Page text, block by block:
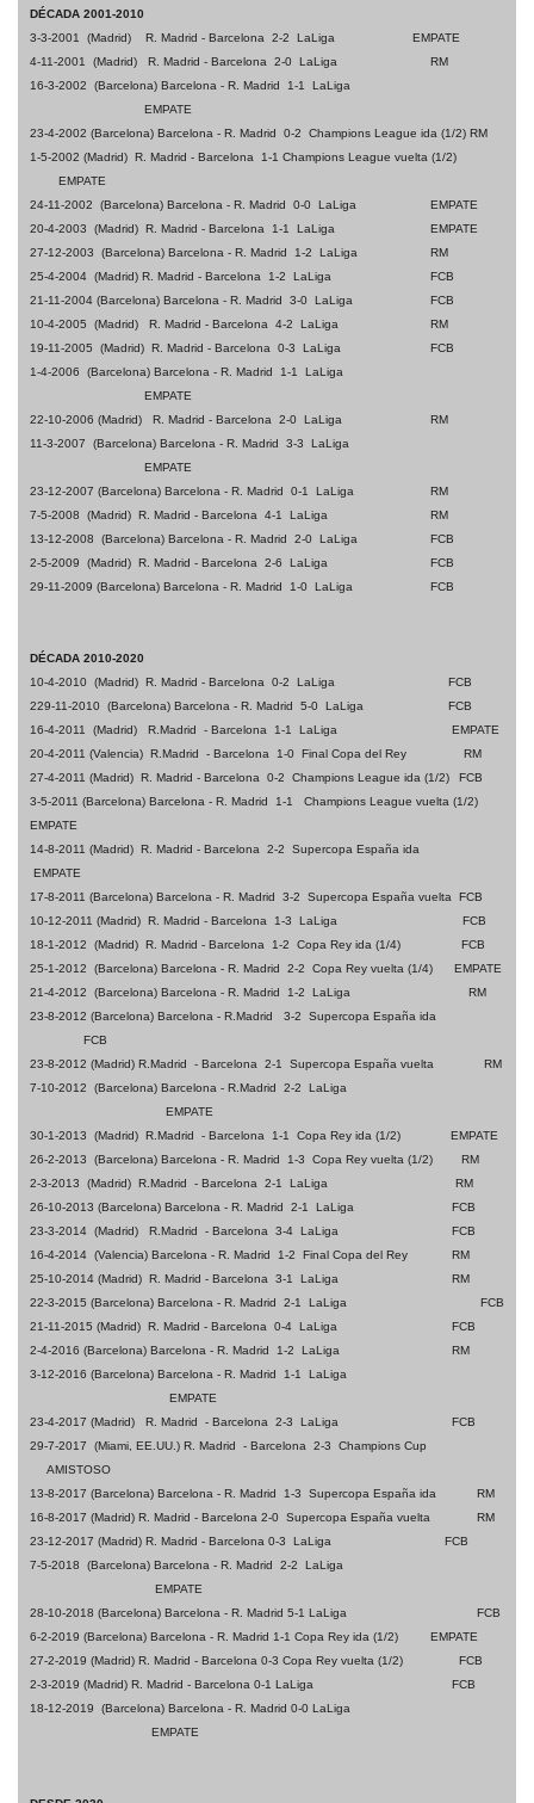
DÉCADA 2001-2010
3-3-2001 (Madrid) R. Madrid - Barcelona 2-2 LaLiga
EMPATE
4-11-2001 (Madrid) R. Madrid - Barcelona 2-0 LaLiga
RM
16-3-2002 (Barcelona) Barcelona - R. Madrid 1-1 LaLiga
EMPATE
23-4-2002 (Barcelona) Barcelona - R. Madrid 0-2 Champions League ida (1/2) RM
1-5-2002 (Madrid) R. Madrid - Barcelona 1-1 Champions League vuelta (1/2)
EMPATE
24-11-2002 (Barcelona) Barcelona - R. Madrid 0-0 LaLiga
EMPATE
20-4-2003 (Madrid) R. Madrid - Barcelona 1-1 LaLiga
EMPATE
27-12-2003 (Barcelona) Barcelona - R. Madrid 1-2 LaLiga
RM
25-4-2004 (Madrid) R. Madrid - Barcelona 1-2 LaLiga
FCB
21-11-2004 (Barcelona) Barcelona - R. Madrid 3-0 LaLiga
FCB
10-4-2005 (Madrid) R. Madrid - Barcelona 4-2 LaLiga
RM
19-11-2005 (Madrid) R. Madrid - Barcelona 0-3 LaLiga
FCB
1-4-2006 (Barcelona) Barcelona - R. Madrid 1-1 LaLiga
EMPATE
22-10-2006 (Madrid) R. Madrid - Barcelona 2-0 LaLiga
RM
11-3-2007 (Barcelona) Barcelona - R. Madrid 3-3 LaLiga
EMPATE
23-12-2007 (Barcelona) Barcelona - R. Madrid 0-1 LaLiga
RM
7-5-2008 (Madrid) R. Madrid - Barcelona 4-1 LaLiga
RM
13-12-2008 (Barcelona) Barcelona - R. Madrid 2-0 LaLiga
FCB
2-5-2009 (Madrid) R. Madrid - Barcelona 2-6 LaLiga
FCB
29-11-2009 (Barcelona) Barcelona - R. Madrid 1-0 LaLiga
FCB
DÉCADA 2010-2020
10-4-2010 (Madrid) R. Madrid - Barcelona 0-2 LaLiga
FCB
229-11-2010 (Barcelona) Barcelona - R. Madrid 5-0 LaLiga
FCB
16-4-2011 (Madrid) R.Madrid - Barcelona 1-1 LaLiga
EMPATE
20-4-2011 (Valencia) R.Madrid - Barcelona 1-0 Final Copa del Rey RM
27-4-2011 (Madrid) R. Madrid - Barcelona 0-2 Champions League ida (1/2)
FCB
3-5-2011 (Barcelona) Barcelona - R. Madrid 1-1 Champions League vuelta (1/2)
EMPATE
14-8-2011 (Madrid) R. Madrid - Barcelona 2-2 Supercopa España ida
EMPATE
17-8-2011 (Barcelona) Barcelona - R. Madrid 3-2 Supercopa España vuelta
FCB
10-12-2011 (Madrid) R. Madrid - Barcelona 1-3 LaLiga FCB
18-1-2012 (Madrid) R. Madrid - Barcelona 1-2 Copa Rey ida (1/4) FCB
25-1-2012 (Barcelona) Barcelona - R. Madrid 2-2 Copa Rey vuelta (1/4) EMPATE
21-4-2012 (Barcelona) Barcelona - R. Madrid 1-2 LaLiga RM
23-8-2012 (Barcelona) Barcelona - R.Madrid 3-2 Supercopa España ida
FCB
23-8-2012 (Madrid) R.Madrid - Barcelona 2-1 Supercopa España vuelta
RM
7-10-2012 (Barcelona) Barcelona - R.Madrid 2-2 LaLiga
EMPATE
30-1-2013 (Madrid) R.Madrid - Barcelona 1-1 Copa Rey ida (1/2) EMPATE
26-2-2013 (Barcelona) Barcelona - R. Madrid 1-3 Copa Rey vuelta (1/2) RM
2-3-2013 (Madrid) R.Madrid - Barcelona 2-1 LaLiga
RM
26-10-2013 (Barcelona) Barcelona - R. Madrid 2-1 LaLiga
FCB
23-3-2014 (Madrid) R.Madrid - Barcelona 3-4 LaLiga
FCB
16-4-2014 (Valencia) Barcelona - R. Madrid 1-2 Final Copa del Rey
RM
25-10-2014 (Madrid) R. Madrid - Barcelona 3-1 LaLiga
RM
22-3-2015 (Barcelona) Barcelona - R. Madrid 2-1 LaLiga
FCB
21-11-2015 (Madrid) R. Madrid - Barcelona 0-4 LaLiga
FCB
2-4-2016 (Barcelona) Barcelona - R. Madrid 1-2 LaLiga
RM
3-12-2016 (Barcelona) Barcelona - R. Madrid 1-1 LaLiga
EMPATE
23-4-2017 (Madrid) R. Madrid - Barcelona 2-3 LaLiga
FCB
29-7-2017 (Miami, EE.UU.) R. Madrid - Barcelona 2-3 Champions Cup
AMISTOSO
13-8-2017 (Barcelona) Barcelona - R. Madrid 1-3 Supercopa España ida
RM
16-8-2017 (Madrid) R. Madrid - Barcelona 2-0 Supercopa España vuelta
RM
23-12-2017 (Madrid) R. Madrid - Barcelona 0-3 LaLiga
FCB
7-5-2018 (Barcelona) Barcelona - R. Madrid 2-2 LaLiga
EMPATE
28-10-2018 (Barcelona) Barcelona - R. Madrid 5-1 LaLiga
FCB
6-2-2019 (Barcelona) Barcelona - R. Madrid 1-1 Copa Rey ida (1/2)
EMPATE
27-2-2019 (Madrid) R. Madrid - Barcelona 0-3 Copa Rey vuelta (1/2)
FCB
2-3-2019 (Madrid) R. Madrid - Barcelona 0-1 LaLiga
FCB
18-12-2019 (Barcelona) Barcelona - R. Madrid 0-0 LaLiga
EMPATE